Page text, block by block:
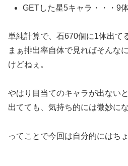
GETした星5キャラ・・・9
単純計算で、石670個に1体出て
まぁ排出率自体で見ればそんな
けどねぇ。
やはり目当てのキャラが出ない
出てても、気持ち的には微妙に
ってことで今回は自分的にはち